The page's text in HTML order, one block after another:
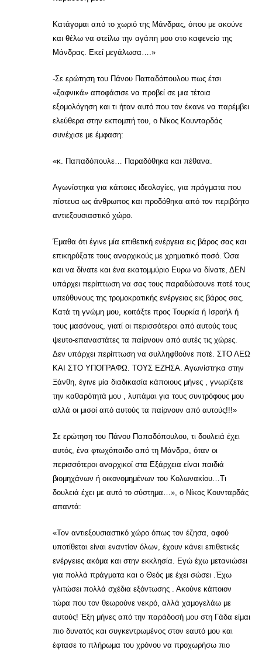
Κατάγομαι από το χωριό της Μάνδρας, όπου με ακούνε
και θέλω να στείλω την αγάπη μου στο καφενείο της
Μάνδρας. Εκεί μεγάλωσα….»
-Σε ερώτηση του Πάνου Παπαδόπουλου πως έτσι
«ξαφνικά» αποφάσισε να προβεί σε μια τέτοια
εξομολόγηση και τι ήταν αυτό που τον έκανε να παρέμβει
ελεύθερα στην εκπομπή του, ο Νίκος Κουνταρδάς
συνέχισε με έμφαση:
«κ. Παπαδόπουλε… Παραδόθηκα και πέθανα.
Αγωνίστηκα για κάποιες ιδεολογίες, για πράγματα που
πίστευα ως άνθρωπος και προδόθηκα από τον περιβόητο
αντιεξουσιαστικό χώρο.
Έμαθα ότι έγινε μία επιθετική ενέργεια εις βάρος σας και
επικηρύξατε τους αναρχικούς με χρηματικό ποσό. Όσα
και να δίνατε και ένα εκατομμύριο Ευρω να δίνατε, ΔΕΝ
υπάρχει περίπτωση να σας τους παραδώσουνε ποτέ τους
υπεύθυνους της τρομοκρατικής ενέργειας εις βάρος σας.
Κατά τη γνώμη μου, κοιτάξτε προς Τουρκία ή Ισραήλ ή
τους μασόνους, γιατί οι περισσότεροι από αυτούς τους
ψευτο-επαναστάτες τα παίρνουν από αυτές τις χώρες.
Δεν υπάρχει περίπτωση να συλληφθούνε ποτέ. ΣΤΟ ΛΕΩ
ΚΑΙ ΣΤΟ ΥΠΟΓΡΑΦΩ. ΤΟΥΣ ΕΖΗΣΑ. Αγωνίστηκα στην
Ξάνθη, έγινε μία διαδικασία κάποιους μήνες , γνωρίζετε
την καθαρότητά μου , λυπάμαι για τους συντρόφους μου
αλλά οι μισοί από αυτούς τα παίρνουν από αυτούς!!!»
Σε ερώτηση του Πάνου Παπαδόπουλου, τι δουλειά έχει
αυτός, ένα φτωχόπαιδο από τη Μάνδρα, όταν οι
περισσότεροι αναρχικοί στα Εξάρχεια είναι παιδιά
βιομηχάνων ή οικονομημένων του Κολωνακίου…Τι
δουλειά έχει με αυτό το σύστημα…», ο Νίκος Κουνταρδάς
απαντά:
«Τον αντιεξουσιαστικό χώρο όπως τον έζησα, αφού
υποτίθεται είναι εναντίον όλων, έχουν κάνει επιθετικές
ενέργειες ακόμα και στην εκκλησία. Εγώ έχω μετανιώσει
για πολλά πράγματα και ο Θεός με έχει σώσει .Έχω
γλιτώσει πολλά σχέδια εξόντωσης . Ακούνε κάποιον
τώρα που τον θεωρούνε νεκρό, αλλά χαμογελάω με
αυτούς! Έξη μήνες από την παράδοσή μου στη Γάδα είμαι
πιο δυνατός και συγκεντρωμένος στον εαυτό μου και
έφτασε το πλήρωμα του χρόνου να προχωρήσω πιο